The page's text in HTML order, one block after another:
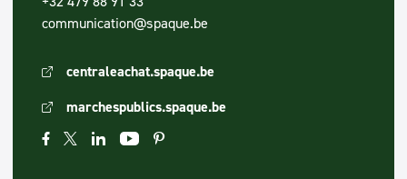
communication@spaque.be
centraleachat.spaque.be
marchespublics.spaque.be